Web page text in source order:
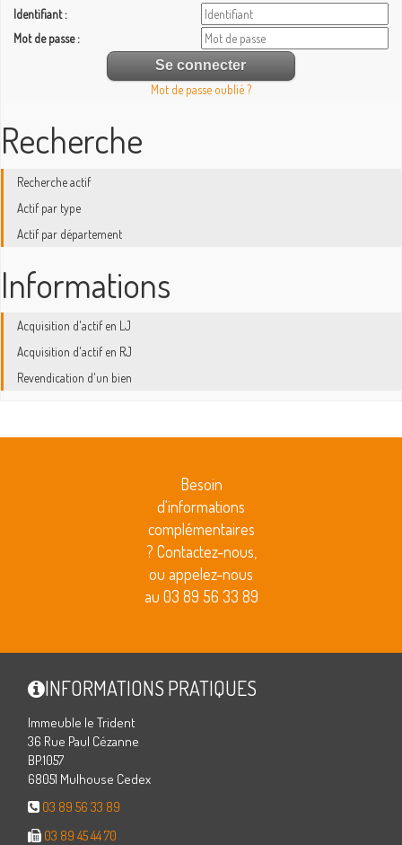
Identifiant :
Mot de passe :
Mot de passe oublié ?
Recherche
Recherche actif
Actif par type
Actif par département
Informations
Acquisition d'actif en LJ
Acquisition d'actif en RJ
Revendication d'un bien
Besoin
d'informations
complémentaires
? Contactez-nous,
ou appelez-nous
au 03 89 56 33 89
INFORMATIONS PRATIQUES
Immeuble le Trident
36 Rue Paul Cézanne
BP.1057
68051 Mulhouse Cedex
03 89 56 33 89
03 89 45 44 70